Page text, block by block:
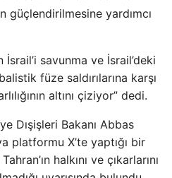
güçlendirilmesine yardımcı
İsrail’i savunma ve İsrail’deki
füze saldırılarına karşı
altını çiziyor” dedi.
Dışişleri Bakanı Abbas
platformu X’te yaptığı bir
halkını ve çıkarlarını